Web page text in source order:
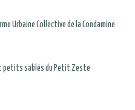
Urbaine Collective de la Condamine
petits sablés du Petit Zeste